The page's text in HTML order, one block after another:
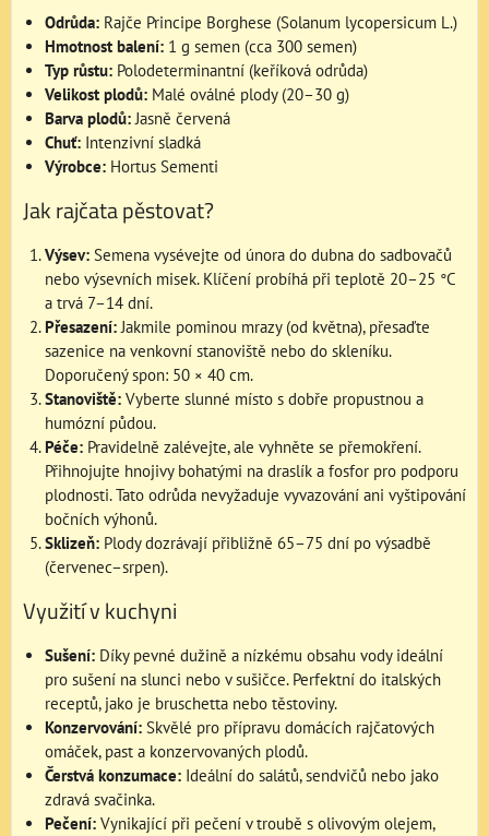
Odrůda: Rajče Principe Borghese (Solanum lycopersicum L.)
Hmotnost balení: 1 g semen (cca 300 semen)
Typ růstu: Polodeterminantní (keříková odrůda)
Velikost plodů: Malé oválné plody (20–30 g)
Barva plodů:Jasně červená
Chuť: Intenzivní sladká
Výrobce: Hortus Sementi
Jak rajčata pěstovat?
Výsev: Semena vysévejte od února do dubna do sadbovačů
nebo výsevních misek. Klíčení probíhá při teplotě 20–25 °C
a trvá 7–14 dní.
Přesazení:Jakmile pominou mrazy (od května), přesaďte
sazenice na venkovní stanoviště nebo do skleníku.
Doporučený spon: 50 × 40 cm.
Stanoviště: Vyberte slunné místo s dobře propustnou a
humózní půdou.
Péče: Pravidelně zalévejte, ale vyhněte se přemokření.
Přihnojujte hnojivy bohatými na draslík a fosfor pro podporu
plodnosti. Tato odrůda nevyžaduje vyvazování ani vyštipování
bočních výhonů.
Sklizeň: Plody dozrávají přibližně 65–75 dní po výsadbě
(červenec–srpen).
Využití v kuchyni
Sušení: Díky pevné dužině a nízkému obsahu vody ideální
pro sušení na slunci nebo v sušičce. Perfektní do italských
receptů, jako je bruschetta nebo těstoviny.
Konzervování: Skvělé pro přípravu domácích rajčatových
omáček, past a konzervovaných plodů.
Čerstvá konzumace: Ideální do salátů, sendvičů nebo jako
zdravá svačinka.
Pečení: Vynikající při pečení v troubě s olivovým olejem,